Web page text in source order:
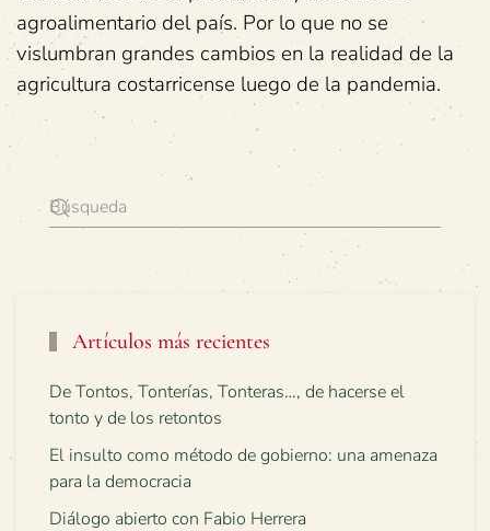
agroalimentario del país. Por lo que no se
vislumbran grandes cambios en la realidad de la
agricultura costarricense luego de la pandemia.
Artículos más recientes
De Tontos, Tonterías, Tonteras…, de hacerse el
tonto y de los retontos
El insulto como método de gobierno: una amenaza
para la democracia
Diálogo abierto con Fabio Herrera